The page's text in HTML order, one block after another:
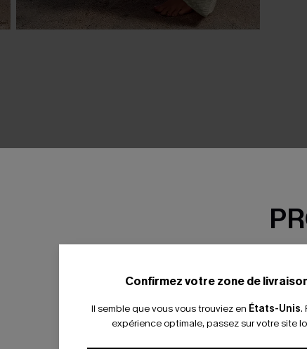
ENSEMBLE
Confirmez votre zone de
Il semble que vous vous trouviez en États-Unis.
expérience optimale, passez sur votre site
*Un